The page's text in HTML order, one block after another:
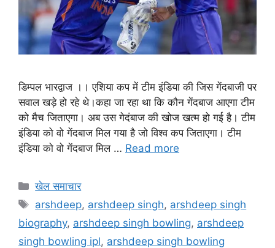
डिम्पल भारद्वाज ।। एशिया कप में टीम इंडिया की जिस गेंदबाजी पर
सवाल खड़े हो रहे थे।कहा जा रहा था कि कौन गेंदबाज आएगा टीम
को मैच जिताएगा। अब उस गेदंबाज की खोज खत्म हो गई है। टीम
इंडिया को वो गेंदबाज मिल गया है जो विश्व कप जिताएगा। टीम
इंडिया को वो गेंदबाज मिल … Read more
खेल समाचार
arshdeep, arshdeep singh, arshdeep singh
biography, arshdeep singh bowling, arshdeep
singh bowling ipl, arshdeep singh bowling